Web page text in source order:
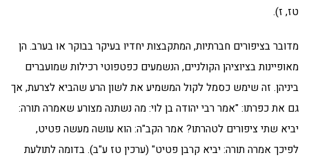
טז, ז).
מדובר בציפורים חברתיות, המתקבצות יחדיו בעיקר בבוקר או בערב. הן
מאופיינות בציוציהן הקולניים, הנשמעים כפטפוטי רכילות שמועברים
ביניהן. זה שימש כסמל לקול המשמיע את לשון הרע שהביא לצרעת, אך
גם את כפרתו: "אמר רבי יהודה בן לוי: מה נשתנה מצורע שאמרה תורה:
יביא שתי ציפורים לטהרתו? אמר הקב"ה: הוא עושה מעשה פטיט,
לפיכך אמרה תורה: יביא קרבן פטיט" (ערכין טז ע"ב). בדומה לתולעת